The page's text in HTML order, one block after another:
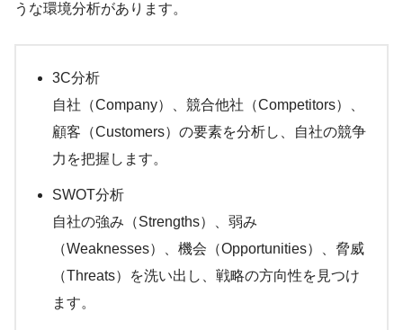
うな環境分析があります。
3C分析
自社（Company）、競合他社（Competitors）、
顧客（Customers）の要素を分析し、自社の競争
力を把握します。
SWOT分析
自社の強み（Strengths）、弱み
（Weaknesses）、機会（Opportunities）、脅威
（Threats）を洗い出し、戦略の方向性を見つけ
ます。